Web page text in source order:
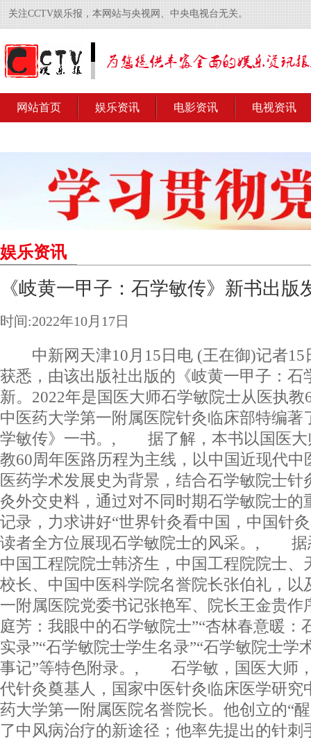
关注CCTV娱乐报，本网站与央视网、中央电视台无关。
网站首页 娱乐资讯 电影资讯 电视资讯
娱乐资讯
《岐黄一甲子：石学敏传》新书出版
时间:2022年10月17日
中新网天津10月15日电 (王在御)记者15
获悉，由该出版社出版的《岐黄一甲子：石
新。2022年是国医大师石学敏院士从医执
中医药大学第一附属医院针灸临床部特编著
学敏传》一书。, 据了解，本书以国医大
教60周年医路历程为主线，以中国近现代中
医药学术发展史为背景，结合石学敏院士针
灸外交史料，通过对不同时期石学敏院士的
记录，力求讲好“世界针灸看中国，中国针
读者全方位展现石学敏院士的风采。, 据
中国工程院院士韩济生，中国工程院院士、
校长、中国中医科学院名誉院长张伯礼，以
一附属医院党委书记张艳军、院长王金贵作
庭芳：我眼中的石学敏院士”“杏林春意暖：
实录”“石学敏院士学生名录”“石学敏院士学
事记”等特色附录。, 石学敏，国医大师
代针灸奠基人，国家中医针灸临床医学研究
药大学第一附属医院名誉院长。他创立的“
了中风病治疗的新途径；他率先提出的针刺